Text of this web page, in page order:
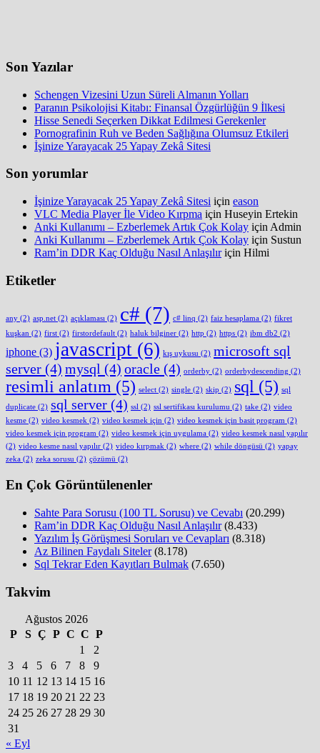
Son Yazılar
Schengen Vizesini Uzun Süreli Almanın Yolları
Paranın Psikolojisi Kitabı: Finansal Özgürlüğün 9 İlkesi
Hisse Senedi Seçerken Dikkat Edilmesi Gerekenler
Pornografinin Ruh ve Beden Sağlığına Olumsuz Etkileri
İşinize Yarayacak 25 Yapay Zekâ Sitesi
Son yorumlar
İşinize Yarayacak 25 Yapay Zekâ Sitesi için eason
VLC Media Player İle Video Kırpma için Huseyin Ertekin
Anki Kullanımı – Ezberlemek Artık Çok Kolay için Admin
Anki Kullanımı – Ezberlemek Artık Çok Kolay için Sustun
Ram’in DDR Kaç Olduğu Nasıl Anlaşılıriçin Hilmi
Etiketler
any (2) asp.net (2) açıklaması (2) c# (7) c# linq (2) faiz hesaplama (2) fikret
kuşkan (2) first (2) firstordefault (2) haluk bilginer (2) http (2) https (2) ibm db2 (2)
iphone (3) javascript (6) kış uykusu (2) microsoft sql
server (4) mysql (4) oracle (4) orderby (2) orderbydescending (2)
resimli anlatım (5) select (2) single (2) skip (2) sql (5) sql
duplicate (2) sql server (4) ssl (2) ssl sertifikası kurulumu (2) take (2) video
kesme (2) video kesmek (2) video kesmek için (2) video kesmek için basit program (2)
video kesmek için program (2) video kesmek için uygulama (2) video kesmek nasıl yapılır
(2) video kesme nasıl yapılır (2) video kırpmak (2) where (2) while döngüsü (2) yapay
zeka (2) zeka sorusu (2) çözümü (2)
En Çok Görüntülenenler
Sahte Para Sorusu (100 TL Sorusu) ve Cevabı (20.299)
Ram’in DDR Kaç Olduğu Nasıl Anlaşılır (8.433)
Yazılım İş Görüşmesi Soruları ve Cevapları (8.318)
Az Bilinen Faydalı Siteler (8.178)
Sql Tekrar Eden Kayıtları Bulmak (7.650)
Takvim
Ağustos 2026
P
S Ç P C C P
1
2
3
4 5 6 7 8
9
10 11 12 13 14 15 16
17 18 19 20 21 22 23
24 25 26 27 28 29 30
31
« Eyl